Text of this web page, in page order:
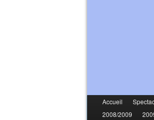
Accueil
2008/2009